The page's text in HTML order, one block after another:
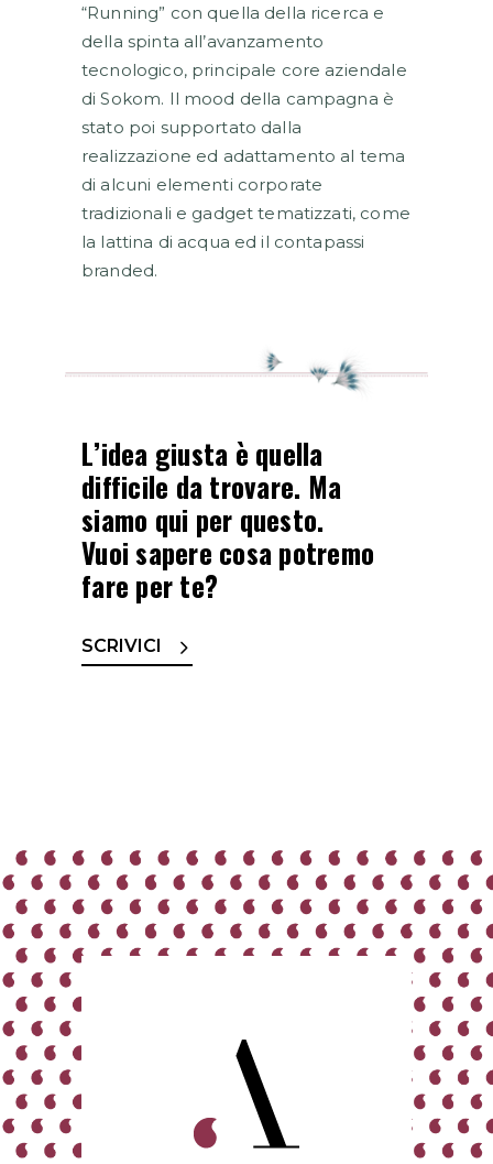
“Running” con quella della ricerca e
della spinta all’avanzamento
tecnologico, principale core aziendale
di Sokom. Il mood della campagna è
stato poi supportato dalla
realizzazione ed adattamento al tema
di alcuni elementi corporate
tradizionali e gadget tematizzati, come
la lattina di acqua ed il contapassi
branded.
L’idea giusta è quella
difficile da trovare. Ma
siamo qui per questo.
Vuoi sapere cosa potremo
fare per te?
SCRIVICI